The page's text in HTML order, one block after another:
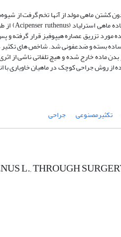
کشتن ماهی مولد از آنها تخم گرفت از
بسته و ضدعفونی شد. شاخص های تکثیر در
از روش جراحی کوچک در ماهیان خاویاری با
تکثیرمصنوعی ‌ جراحی
L., THROUGH